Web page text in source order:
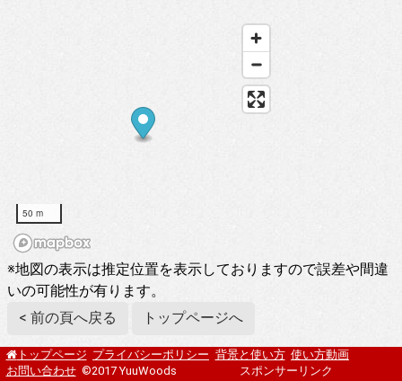
50 m
※地図の表示は推定位置を表示しておりますので誤差や間違
いの可能性が有ります。
< 前の頁へ戻る
トップページへ
トップページ プライバシーポリシー 背景と使い方 使い方動画
お問い合わせ ©2017 YuuWoods スポンサーリンク